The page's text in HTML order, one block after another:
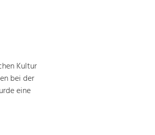
Kultur
bei der
eine